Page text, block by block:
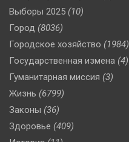
Выборы 2025 (10)
Город (8036)
Городское хозяйство (1984)
Государственная измена (4)
Гуманитарная миссия (3)
Жизнь (6799)
Законы (36)
Здоровье (409)